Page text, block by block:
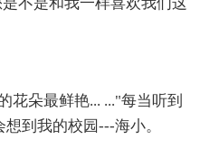
花朵最鲜艳... ..."每当听到
到我的校园---海小。